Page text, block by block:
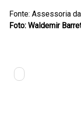
Fonte: Assessoria
Foto: Waldemir